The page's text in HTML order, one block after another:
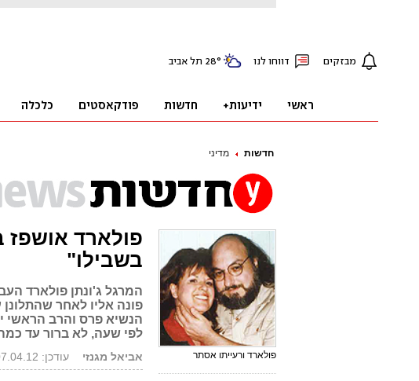
חדשות מדיני
פולארד אושפז
בשבילו"
המרגל ג'ונתן פולארד
פונה אליו לאחר
הנשיא פרס והרב הראשי
לפי שעה, לא ברור עד
אביאל מגנזי עודכן: 07.04.12, 01:29 פולארד ורעייתו אסתר